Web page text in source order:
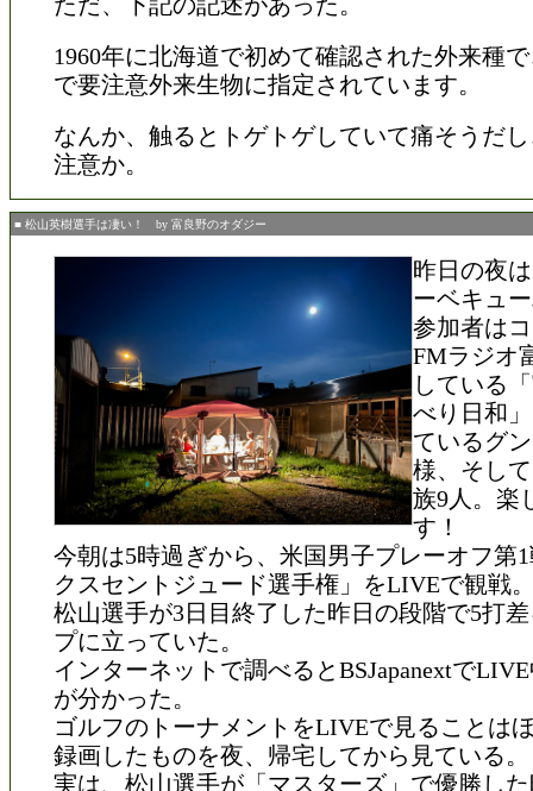
1960年に北海道で初めて確認された外来種
で要注意外来生物に指定されています。
なんか、触るとトゲトゲしていて痛そうだ
注意か。
■ 松山英樹選手は凄い！ by 富良野のオダジー
昨日の夜
ーベキュ
参加者は
FMラジオ
している
べり日和
ているグ
様、そし
族9人。楽
す！
今朝は5時過ぎから、米国男子プレーオフ第
クスセントジュード選手権」をLIVEで観戦
松山選手が3日目終了した昨日の段階で5打
プに立っていた。
インターネットで調べるとBSJapanextで
が分かった。
ゴルフのトーナメントをLIVEで見ることは
録画したものを夜、帰宅してから見ている。
実は、松山選手が「マスターズ」で優勝し